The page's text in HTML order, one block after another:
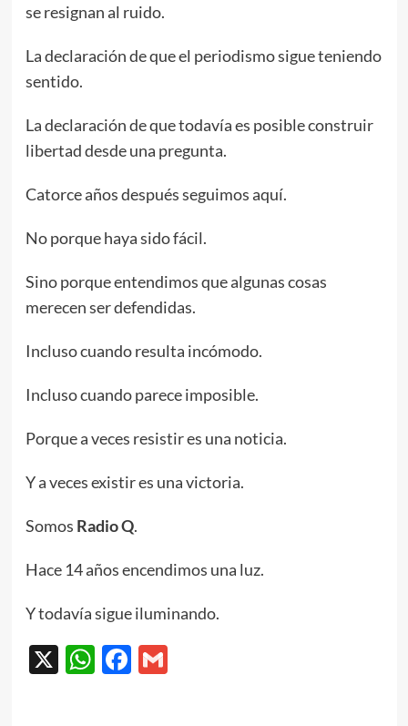
se resignan al ruido.
La declaración de que el periodismo sigue teniendo
sentido.
La declaración de que todavía es posible construir
libertad desde una pregunta.
Catorce años después seguimos aquí.
No porque haya sido fácil.
Sino porque entendimos que algunas cosas
merecen ser defendidas.
Incluso cuando resulta incómodo.
Incluso cuando parece imposible.
Porque a veces resistir es una noticia.
Y a veces existir es una victoria.
Somos Radio Q.
Hace 14 años encendimos una luz.
Y todavía sigue iluminando.
X WhatsApp
Facebook
Gmail